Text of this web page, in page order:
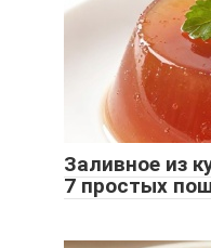
Заливное из
7 простых